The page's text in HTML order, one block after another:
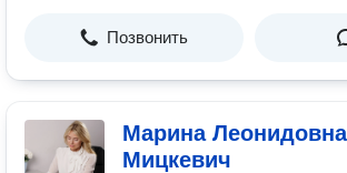
Позвонить
Марина Леонидовна
Мицкевич